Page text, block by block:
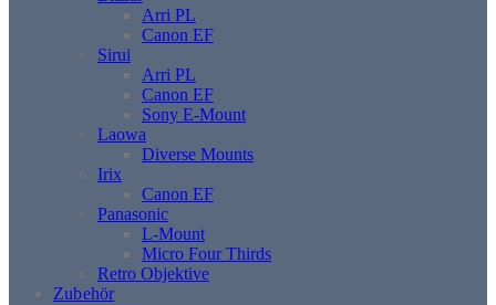
Arri PL
Canon EF
Sirui
Arri PL
Canon EF
Sony E-Mount
Laowa
Diverse Mounts
Irix
Canon EF
Panasonic
L-Mount
Micro Four Thirds
Retro Objektive
Zubehör